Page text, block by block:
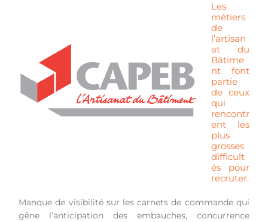
Les
métiers
de
l’artisan
at du
Bâtime
nt font
partie
de ceux
qui
rencontr
ent les
plus
grosses
difficult
és pour
recruter.
Manque de visibilité sur les carnets de commande qui
gêne l’anticipation des embauches, concurrence